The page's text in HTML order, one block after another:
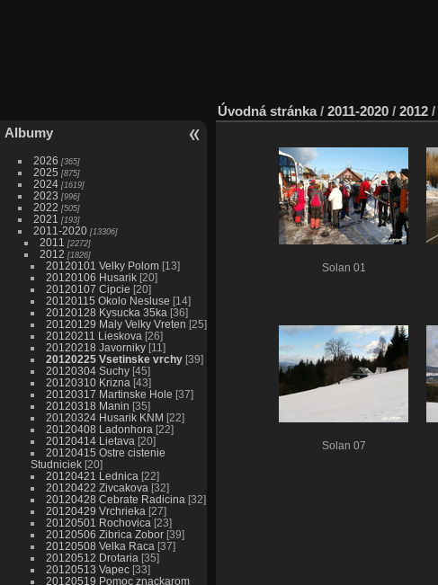
Albumy
2026 365
2025 875
2024 1619
2023 996
2022 505
2021 193
2011-2020 13306
2011 2272
2012 1826
20120101 Velky Polom 13
20120106 Husarik 20
20120107 Cipcie 20
20120115 Okolo Nesluse 14
20120128 Kysucka 35ka 36
20120129 Maly Velky Vreten 25
20120211 Lieskova 26
20120218 Javorniky 11
20120225 Vsetinske vrchy 39
20120304 Suchy 45
20120310 Krizna 43
20120317 Martinske Hole 37
20120318 Manin 35
20120324 Husarik KNM 22
20120408 Ladonhora 22
20120414 Lietava 20
20120415 Ostre cistenie
Studniciek 20
20120421 Lednica 22
20120422 Zivcakova 32
20120428 Cebrate Radicina 32
20120429 Vrchrieka 27
20120501 Rochovica 23
20120506 Zibrica Zobor 39
20120508 Velka Raca 37
20120512 Drotaria 35
20120513 Vapec 33
20120519 Pomoc znackarom
Úvodná stránka/ 2011-2020 / 2012 /
Solan 01
Solan 07